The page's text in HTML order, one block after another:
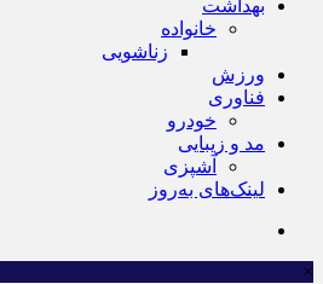
بهداشت
خانواده
زناشویی
ورزش
فناوری
خودرو
مد و زیبایی
آشپزی
لینک‌های به‌روز
×